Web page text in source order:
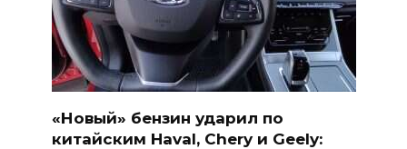
«Новый» бензин ударил по
китайским Haval, Chery и Geely: